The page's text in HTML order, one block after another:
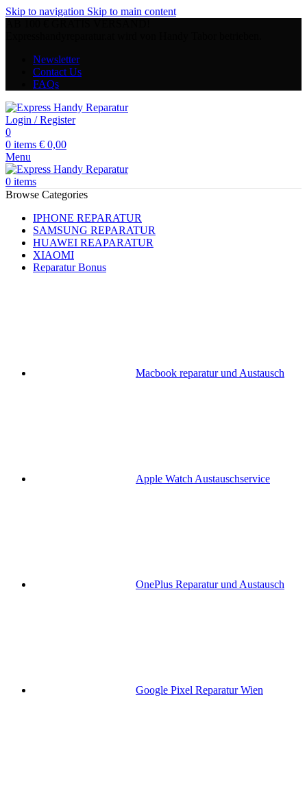
Skip to navigation Skip to main content
Newsletter
Contact Us
FAQs
Login / Register
0
0 items € 0,00
Menu
0 items
Browse Categories
IPHONE REPARATUR
SAMSUNG REPARATUR
HUAWEI REAPARATUR
XIAOMI
Reparatur Bonus
Macbook reparatur und Austausch
Apple Watch Austauschservice
OnePlus Reparatur und Austausch
Google Pixel Reparatur Wien